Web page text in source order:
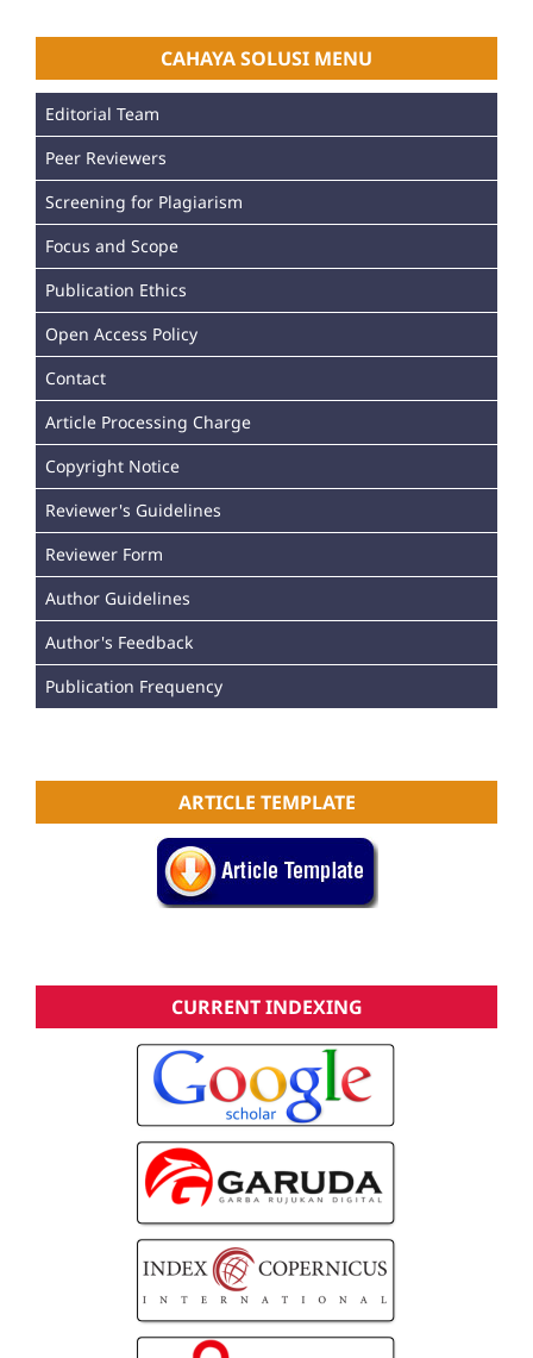
CAHAYA SOLUSI MENU
Editorial Team
Peer Reviewers
Screening for Plagiarism
Focus and Scope
Publication Ethics
Open Access Policy
Contact
Article Processing Charge
Copyright Notice
Reviewer's Guidelines
Reviewer Form
Author Guidelines
Author's Feedback
Publication Frequency
ARTICLE TEMPLATE
CURRENT INDEXING